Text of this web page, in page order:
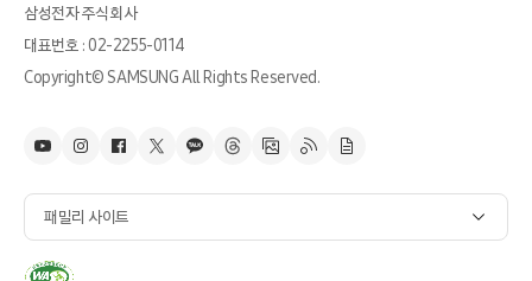
삼성전자 주식회사
대표번호 : 02-2255-0114
Copyright© SAMSUNG All Rights Reserved.
패밀리 사이트